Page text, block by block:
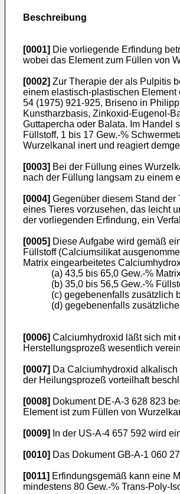
Beschreibung
[0001] Die vorliegende Erfindung
wobei das Element zum Füllen von
[0002] Zur Therapie der als Pulpitis
einem elastisch-plastischen
54 (1975) 921-925, Briseno in
Kunstharzbasis, Zinkoxid-Eugenol-
Guttapercha oder Balata. Im Handel
Füllstoff, 1 bis 17 Gew.-%
Wurzelkanal inert und reagiert
[0003] Bei der Füllung eines
nach der Füllung langsam zu einem
[0004] Gegenüber diesem Stand
eines Tieres vorzusehen, das leicht
der vorliegenden Erfindung, ein
[0005] Diese Aufgabe wird gemäß
Füllstoff (Calciumsilikat
Matrix eingearbeitetes
(a) 43,5 bis 65,0 Gew.-%
(b) 35,0 bis 56,5 Gew.-%
(c) gegebenenfalls zusätzlich
(d) gegebenenfalls
[0006] Calciumhydroxid läßt sich mit
Herstellungsprozeß wesentlich
[0007] Da Calciumhydroxid
der Heilungsprozeß vorteilhaft
[0008] Dokument DE-A-3 628 823
Element ist zum Füllen von
[0009] In der US-A-4 657 592 wird
[0010] Das Dokument GB-A-1 060
[0011] Erfindungsgemäß kann eine
mindestens 80 Gew.-% Trans-Poly-